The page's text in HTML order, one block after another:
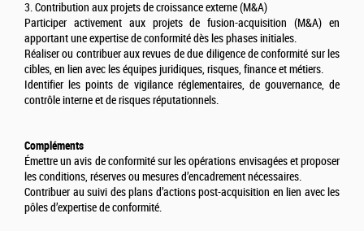
3. Contribution aux projets de croissance externe (M&A)
Participer activement aux projets de fusion-acquisition (M&A) en
apportant une expertise de conformité dès les phases initiales.
Réaliser ou contribuer aux revues de due diligence de conformité sur les
cibles, en lien avec les équipes juridiques, risques, finance et métiers.
Identifier les points de vigilance réglementaires, de gouvernance, de
contrôle interne et de risques réputationnels.
Compléments
Émettre un avis de conformité sur les opérations envisagées et proposer
les conditions, réserves ou mesures d’encadrement nécessaires.
Contribuer au suivi des plans d’actions post-acquisition en lien avec les
pôles d’expertise de conformité.